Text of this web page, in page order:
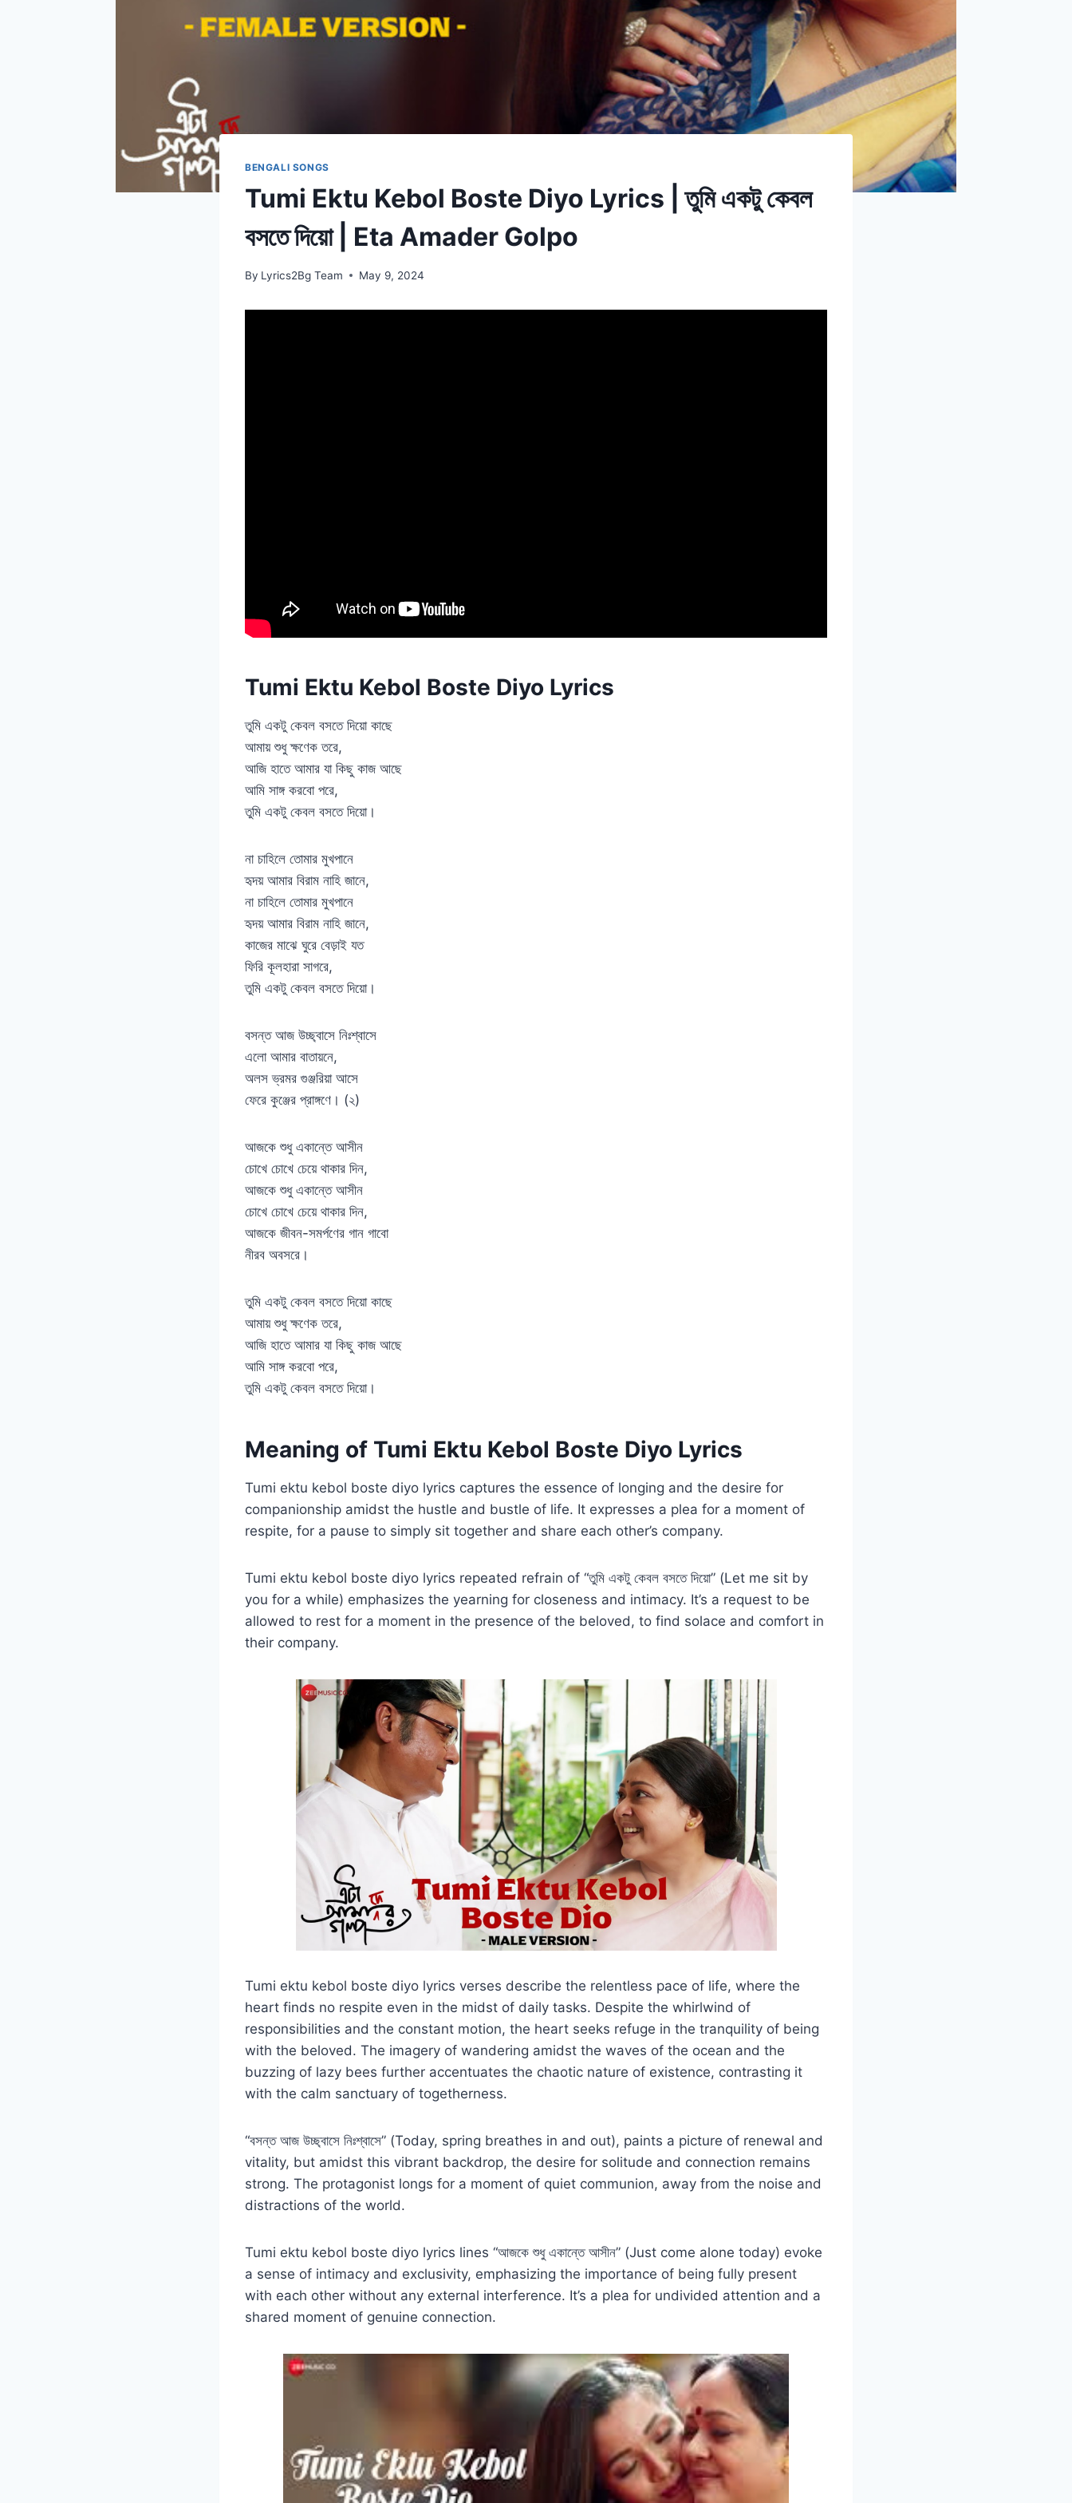
BENGALI SONGS
Tumi Ektu Kebol Boste Diyo Lyrics | তুমি একটু কেবল
বসতে দিয়ো | Eta Amader Golpo
By Lyrics2Bg Team May 9, 2024
Tumi Ektu Kebol Boste Diyo Lyrics
তুমি একটু কেবল বসতে দিয়ো কাছে
আমায় শুধু ক্ষণেক তরে,
আজি হাতে আমার যা কিছু কাজ আছে
আমি সাঙ্গ করবো পরে,
তুমি একটু কেবল বসতে দিয়ো।
না চাহিলে তোমার মুখপানে
হৃদয় আমার বিরাম নাহি জানে,
না চাহিলে তোমার মুখপানে
হৃদয় আমার বিরাম নাহি জানে,
কাজের মাঝে ঘুরে বেড়াই যত
ফিরি কূলহারা সাগরে,
তুমি একটু কেবল বসতে দিয়ো।
বসন্ত আজ উচ্ছ্বাসে নিঃশ্বাসে
এলো আমার বাতায়নে,
অলস ভ্রমর গুঞ্জরিয়া আসে
ফেরে কুঞ্জের প্রাঙ্গণে। (২)
আজকে শুধু একান্তে আসীন
চোখে চোখে চেয়ে থাকার দিন,
আজকে শুধু একান্তে আসীন
চোখে চোখে চেয়ে থাকার দিন,
আজকে জীবন-সমর্পণের গান গাবো
নীরব অবসরে।
তুমি একটু কেবল বসতে দিয়ো কাছে
আমায় শুধু ক্ষণেক তরে,
আজি হাতে আমার যা কিছু কাজ আছে
আমি সাঙ্গ করবো পরে,
তুমি একটু কেবল বসতে দিয়ো।
Meaning of Tumi Ektu Kebol Boste Diyo Lyrics
Tumi ektu kebol boste diyo lyrics captures the essence of longing and the desire for
companionship amidst the hustle and bustle of life. It expresses a plea for a moment of
respite, for a pause to simply sit together and share each other’s company.
Tumi ektu kebol boste diyo lyrics repeated refrain of “তুমি একটু কেবল বসতে দিয়ো” (Let me sit by
you for a while) emphasizes the yearning for closeness and intimacy. It’s a request to be
allowed to rest for a moment in the presence of the beloved, to find solace and comfort in
their company.
Tumi ektu kebol boste diyo lyrics verses describe the relentless pace of life, where the
heart finds no respite even in the midst of daily tasks. Despite the whirlwind of
responsibilities and the constant motion, the heart seeks refuge in the tranquility of being
with the beloved. The imagery of wandering amidst the waves of the ocean and the
buzzing of lazy bees further accentuates the chaotic nature of existence, contrasting it
with the calm sanctuary of togetherness.
“বসন্ত আজ উচ্ছ্বাসে নিঃশ্বাসে” (Today, spring breathes in and out), paints a picture of renewal and
vitality, but amidst this vibrant backdrop, the desire for solitude and connection remains
strong. The protagonist longs for a moment of quiet communion, away from the noise and
distractions of the world.
Tumi ektu kebol boste diyo lyrics lines “আজকে শুধু একান্তে আসীন” (Just come alone today) evoke
a sense of intimacy and exclusivity, emphasizing the importance of being fully present
with each other without any external interference. It’s a plea for undivided attention and a
shared moment of genuine connection.